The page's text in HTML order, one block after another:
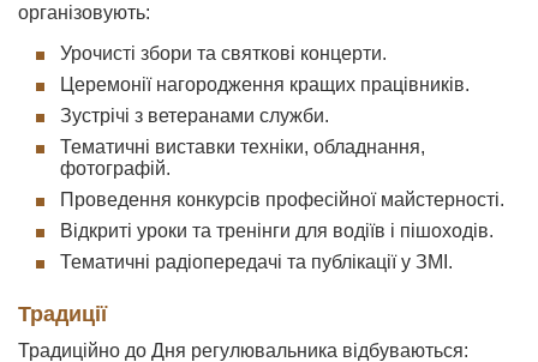
організовують:
Урочисті збори та святкові концерти.
Церемонії нагородження кращих працівників.
Зустрічі з ветеранами служби.
Тематичні виставки техніки, обладнання,
фотографій.
Проведення конкурсів професійної майстерності.
Відкриті уроки та тренінги для водіїв і пішоходів.
Тематичні радіопередачі та публікації у ЗМІ.
Традиції
Традиційно до Дня регулювальника відбуваються: